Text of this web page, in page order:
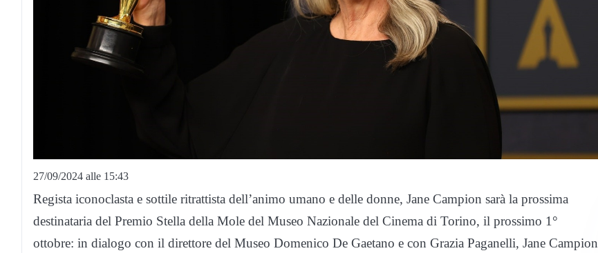
27/09/2024 alle 15:43
Regista iconoclasta e sottile ritrattista dell’animo umano e delle donne, Jane Campion sarà la prossima
destinataria del Premio Stella della Mole del Museo Nazionale del Cinema di Torino, il prossimo 1°
ottobre: in dialogo con il direttore del Museo Domenico De Gaetano e con Grazia Paganelli, Jane Campion